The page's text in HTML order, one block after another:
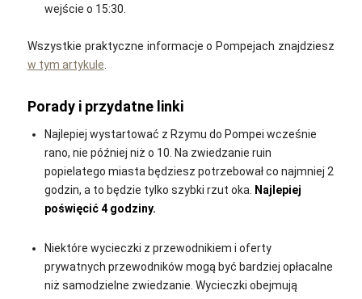
wejście o 15:30.
Wszystkie praktyczne informacje o Pompejach znajdziesz
w tym artykule
Porady i przydatne linki
Najlepiej wystartować z Rzymu do Pompei wcześnie
rano, nie później niż o 10. Na zwiedzanie ruin
popielatego miasta będziesz potrzebował co najmniej 2
godzin, a to będzie tylko szybki rzut oka. Najlepiej
poświęcić 4 godziny.
Niektóre wycieczki z przewodnikiem i oferty
prywatnych przewodników mogą być bardziej opłacalne
niż samodzielne zwiedzanie. Wycieczki obejmują